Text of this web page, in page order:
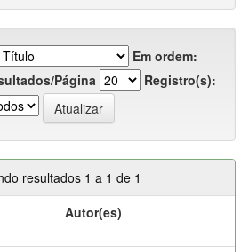
Em ordem:
Página
Registro(s):
resultados 1 a 1 de 1
Autor(es)